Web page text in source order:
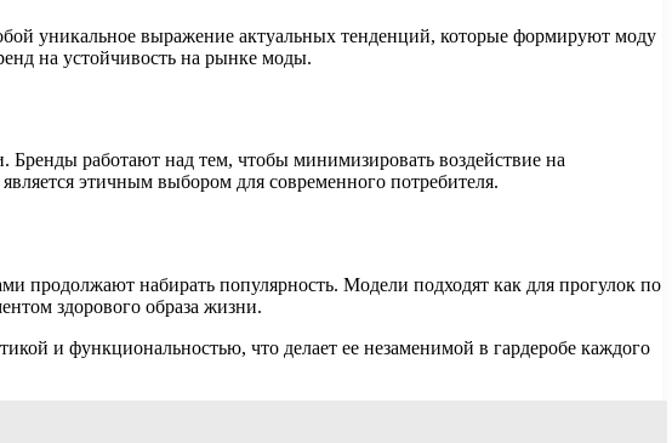
уникальное выражение актуальных тенденций, которые формируют моду
на устойчивость на рынке моды.
Бренды работают над тем, чтобы минимизировать воздействие на
этичным выбором для современного потребителя.
набирать популярность. Модели подходят как для прогулок по
здорового образа жизни.
и функциональностью, что делает ее незаменимой в гардеробе каждого